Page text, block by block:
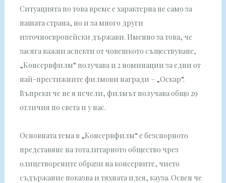
Ситуацията по това време е характерна не само за
нашата страна, но и за много други
източноевропейски държави. Именно за това, че
засяга важни аспекти от човешкото съществуване,
„Консервфилм“ получава и 2 номинации за едни от
най-престижните филмови награди – „Оскар“.
Въпреки че не я печели, филмът получава общо 29
отличия по света и у нас.
Основната тема в „Консервфилм“ е безспорното
представяне на тоталитарното общество чрез
олицетворените образи на консервите, чието
съдържание показва и тяхната идея, кауза. Освен че